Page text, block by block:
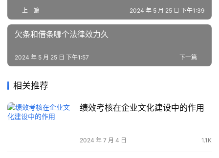
上一篇 2024 年 5 月 25 日 下午1:39
欠条和借条哪个法律效力久
下一篇
2024 年 5 月 25 日 下午1:57
相关推荐
绩效考核在企业文化建设中的作用
2024 年 7 月 4 日 1.1K